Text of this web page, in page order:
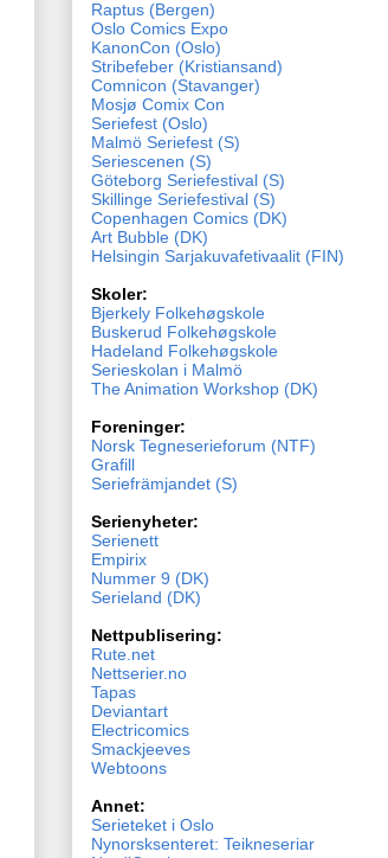
Raptus (Bergen)
Oslo Comics Expo
KanonCon (Oslo)
Stribefeber (Kristiansand)
Comnicon (Stavanger)
Mosjø Comix Con
Seriefest (Oslo)
Malmö Seriefest (S)
Seriescenen (S)
Göteborg Seriefestival (S)
Skillinge Seriefestival (S)
Copenhagen Comics (DK)
Art Bubble (DK)
Helsingin Sarjakuvafetivaalit (FIN)
Skoler:
Bjerkely Folkehøgskole
Buskerud Folkehøgskole
Hadeland Folkehøgskole
Serieskolan i Malmö
The Animation Workshop (DK)
Foreninger:
Norsk Tegneserieforum (NTF)
Grafill
Seriefrämjandet (S)
Serienyheter:
Serienett
Empirix
Nummer 9 (DK)
Serieland (DK)
Nettpublisering:
Rute.net
Nettserier.no
Tapas
Deviantart
Electricomics
Smackjeeves
Webtoons
Annet:
Serieteket i Oslo
Nynorsksenteret: Teikneseriar